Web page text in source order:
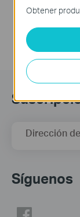
Dirección
Síguenos
Obtener